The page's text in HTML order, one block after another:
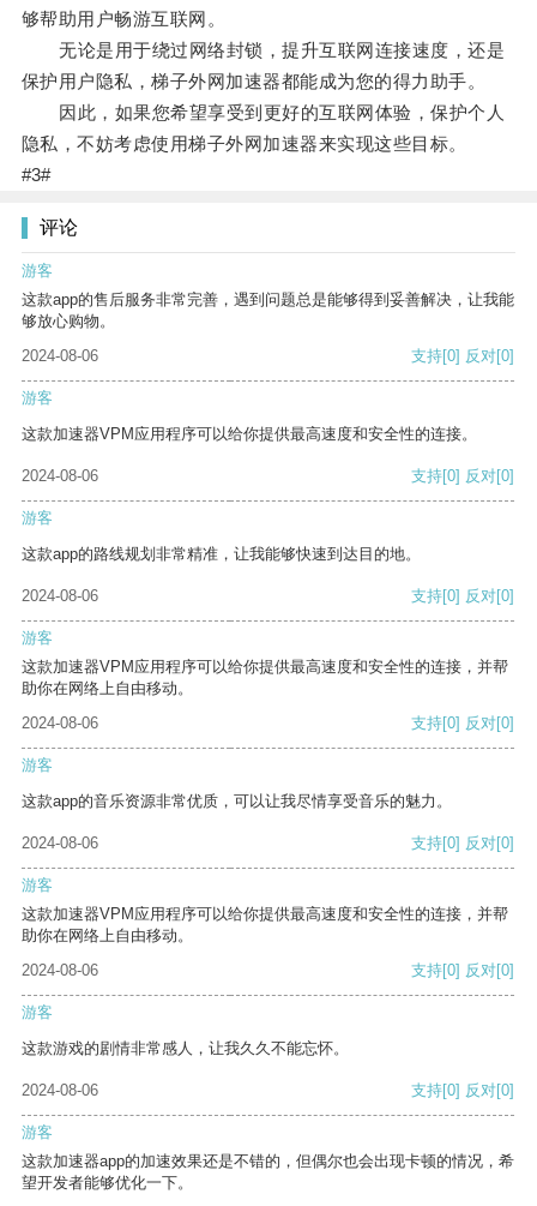
够帮助用户畅游互联网。
无论是用于绕过网络封锁，提升互联网连接速度，还是
保护用户隐私，梯子外网加速器都能成为您的得力助手。
因此，如果您希望享受到更好的互联网体验，保护个人
隐私，不妨考虑使用梯子外网加速器来实现这些目标。
#3#
评论
游客
这款app的售后服务非常完善，遇到问题总是能够得到妥善解决，让我能
够放心购物。
2024-08-06
支持[0] 反对[0]
游客
这款加速器VPM应用程序可以给你提供最高速度和安全性的连接。
2024-08-06 支持[0] 反对[0]
游客
这款app的路线规划非常精准，让我能够快速到达目的地。
2024-08-06 支持[0] 反对[0]
游客
这款加速器VPM应用程序可以给你提供最高速度和安全性的连接，并帮
助你在网络上自由移动。
2024-08-06
支持[0] 反对[0]
游客
这款app的音乐资源非常优质，可以让我尽情享受音乐的魅力。
2024-08-06 支持[0] 反对[0]
游客
这款加速器VPM应用程序可以给你提供最高速度和安全性的连接，并帮
助你在网络上自由移动。
2024-08-06
支持[0] 反对[0]
游客
这款游戏的剧情非常感人，让我久久不能忘怀。
2024-08-06 支持[0] 反对[0]
游客
这款加速器app的加速效果还是不错的，但偶尔也会出现卡顿的情况，希
望开发者能够优化一下。